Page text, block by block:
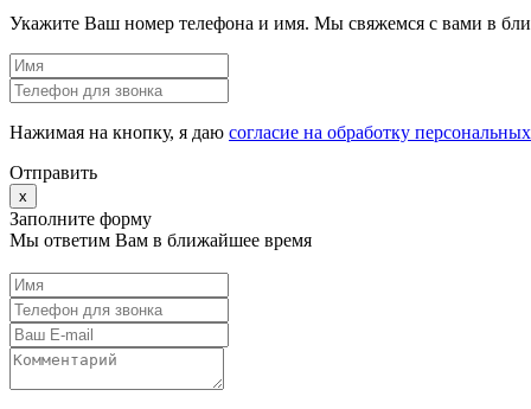
Укажите Ваш номер телефона и имя. Мы свяжемся с вами в
Нажимая на кнопку, я даю согласие на обработку
Отправить
x
Заполните форму
Мы ответим Вам в ближайшее время